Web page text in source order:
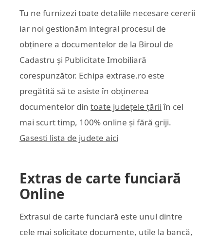
Tu ne furnizezi toate detaliile necesare cererii
iar noi gestionăm integral procesul de
obținere a documentelor de la Biroul de
Cadastru și Publicitate Imobiliară
corespunzător. Echipa extrase.ro este
pregătită să te asiste în obținerea
documentelor din toate județele țării în cel
mai scurt timp, 100% online și fără griji.
Gasesti lista de judete aici
Extras de carte funciară
Online
Extrasul de carte funciară este unul dintre
cele mai solicitate documente, utile la bancă,